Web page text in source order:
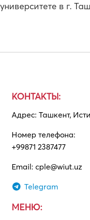
университете в г.
КОНТАКТЫ:
Адрес: Ташкент,
Номер телефона:
+99871 2387477
Email: cple@wiut.uz
Telegram
МЕНЮ: